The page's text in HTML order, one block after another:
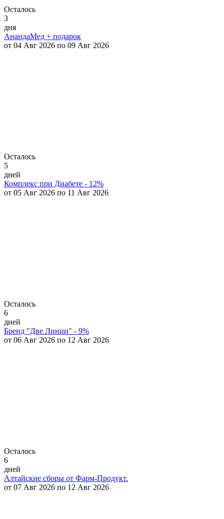
Осталось
3
дня
АнандаМед + подарок
от 04 Авг 2026 по 09 Авг 2026
Осталось
5
дней
Комплекс при Диабете - 12%
от 05 Авг 2026 по 11 Авг 2026
Осталось
6
дней
Бренд "Две Линии" - 9%
от 06 Авг 2026 по 12 Авг 2026
Осталось
6
дней
Алтайские сборы от Фарм-Продукт.
от 07 Авг 2026 по 12 Авг 2026